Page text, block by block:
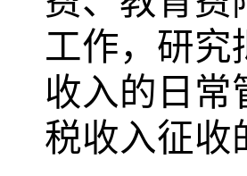
工作，研究
收入的日常
税收入征收